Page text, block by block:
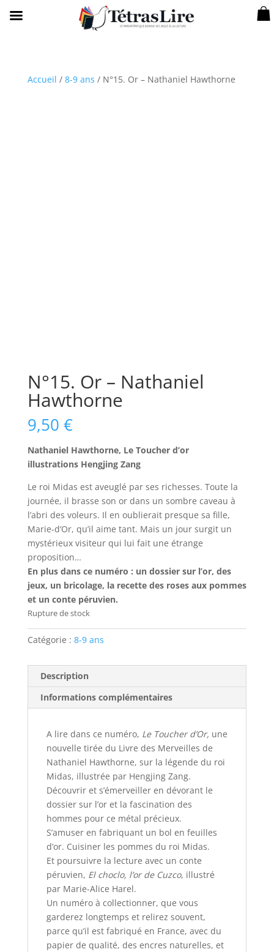
Accueil / 8-9 ans / N°15. Or – Nathaniel Hawthorne
N°15. Or – Nathaniel
Hawthorne
9,50 €
Nathaniel Hawthorne, Le Toucher d’or
illustrations Hengjing Zang
Le roi Midas est aveuglé par ses richesses. Toute la
journée, il brasse son or dans un sombre caveau à
l’abri des voleurs. Il en oublierait presque sa fille,
Marie-d’Or, qu’il aime tant. Mais un jour surgit un
mystérieux visiteur qui lui fait une étrange
proposition…
En plus dans ce numéro : un dossier sur l’or, des
jeux, un bricolage, la recette des roses aux pommes
et un conte péruvien.
Rupture de stock
Catégorie : 8-9 ans
Description
Informations complémentaires
A lire dans ce numéro, Le Toucher d’Or, une
nouvelle tirée du Livre des Merveilles de
Nathaniel Hawthorne, sur la légende du roi
Midas, illustrée par Hengjing Zang.
Découvrir et s’émerveiller en dévorant le
dossier sur l’or et la fascination des
hommes pour ce métal précieux.
S’amuser en fabriquant un bol en feuilles
d’or. Cuisiner les pommes du roi Midas.
Et poursuivre la lecture avec un conte
péruvien, El choclo, l’or de Cuzco, illustré
par Marie-Alice Harel.
Un numéro à collectionner, que vous
garderez longtemps et relirez souvent,
parce qu’il est fabriqué en France, avec du
papier de qualité, des encres naturelles, et